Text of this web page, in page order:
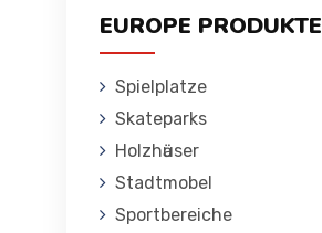
EUROPE PRODUKTE
Spielplatze
Skateparks
Holzhӓuser
Stadtmobel
Sportbereiche